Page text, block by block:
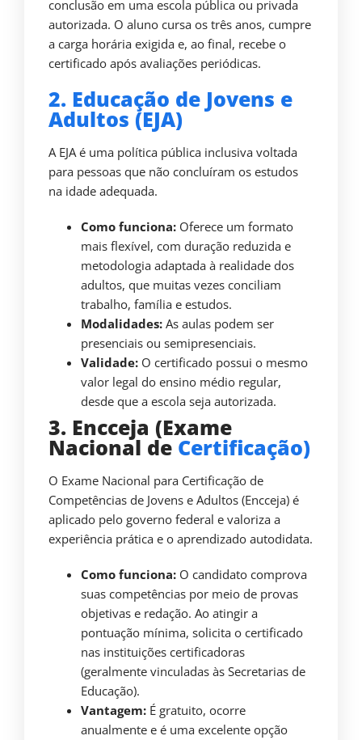
conclusão em uma escola pública ou privada
autorizada. O aluno cursa os três anos, cumpre
a carga horária exigida e, ao final, recebe o
certificado após avaliações periódicas.
2. Educação de Jovens e
Adultos (EJA)
A EJA é uma política pública inclusiva voltada
para pessoas que não concluíram os estudos
na idade adequada.
Como funciona: Oferece um formato
mais flexível, com duração reduzida e
metodologia adaptada à realidade dos
adultos, que muitas vezes conciliam
trabalho, família e estudos.
Modalidades: As aulas podem ser
presenciais ou semipresenciais.
Validade: O certificado possui o mesmo
valor legal do ensino médio regular,
desde que a escola seja autorizada.
3. Encceja (Exame
Nacional de Certificação)
O Exame Nacional para Certificação de
Competências de Jovens e Adultos (Encceja) é
aplicado pelo governo federal e valoriza a
experiência prática e o aprendizado autodidata.
Como funciona: O candidato comprova
suas competências por meio de provas
objetivas e redação. Ao atingir a
pontuação mínima, solicita o certificado
nas instituições certificadoras
(geralmente vinculadas às Secretarias de
Educação).
Vantagem: É gratuito, ocorre
anualmente e é uma excelente opção